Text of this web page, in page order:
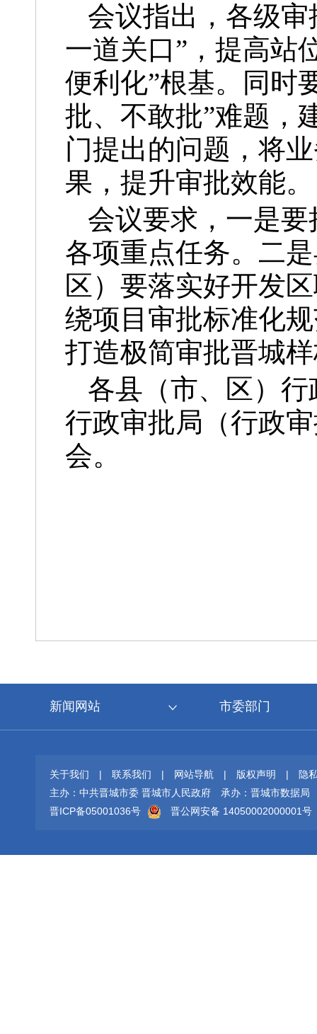
会议指出，各级
一道关口”，提高站
便利化”根基。同时
批、不敢批”难题，
门提出的问题，将
果，提升审批效能。
会议要求，一是
各项重点任务。二
区）要落实好开发
绕项目审批标准化
打造极简审批晋城
各县（市、区）
行政审批局（行政
会。
新闻网站 市委部门
关于我们 | 联系我们 | 网站导航 | 版权声明 |
隐
主办：中共晋城市委 晋城市人民政府
承办：晋城市数据局
晋ICP备05001036号
晋公网安备 14050002000001号